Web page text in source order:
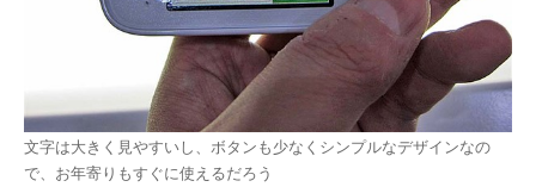
文字は大きく見やすいし、ボタンも少なくシンプルなデザインなの
で、お年寄りもすぐに使えるだろう